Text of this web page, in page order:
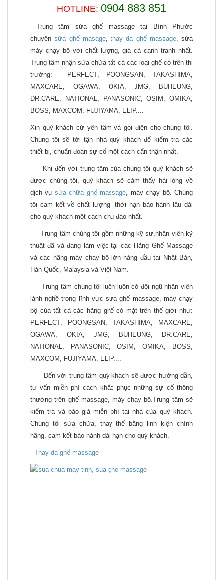
HOTLINE: 0904 883 851
Trung tâm sửa ghế massage tại Bình Phước
chuyênsửa ghế masage, thay da ghế massage, sửa
máy chạy bộ với chất lượng, giá cả cạnh tranh nhất.
Trung tâm nhận sửa chữa tất cả các loại ghế có trên thi
trường:
PERFECT, POONGSAN, TAKASHIMA,
MAXCARE, OGAWA, OKIA, JMG, BUHEUNG,
DR.CARE, NATIONAL, PANASONIC, OSIM, OMIKA,
BOSS, MAXCOM, FUJIYAMA, ELIP....
Xin quý khách cứ yên tâm và gọi điện cho chúng tôi.
Chúng tôi sẽ tới tận nhà quý khách để kiểm tra các
thiết bị, chuẩn đoán sự cố một cách cẩn thận nhất.
Khi đến với trung tâm của chúng tôi quý khách sẽ
được chúng tôi, quý khách sẽ cảm thấy hài lòng về
dịch vụ sửa chữa ghế massage , máy chạy bộ. Chúng
tôi cam kết về chất lượng, thời hạn bảo hành lâu dài
cho quý khách một cách chu đáo nhất.
Trung tâm chúng tôi gồm những kỹ sư,nhân viên kỹ
thuật đã và đang làm việc tại các Hãng Ghế Massage
và các hãng máy chạy bộ lớn hàng đầu tại Nhật Bản,
Hàn Quốc, Malaysia và Việt Nam.
Trung tâm chúng tôi luôn luôn có đội ngũ nhân viên
lành nghề trong lĩnh vực sửa ghế massage, máy chạy
bộ của tất cả các hãng ghế có mặt trên thế giới như:
PERFECT, POONGSAN, TAKASHIMA, MAXCARE,
OGAWA, OKIA, JMG, BUHEUNG, DR.CARE,
NATIONAL, PANASONIC, OSIM, OMIKA, BOSS,
MAXCOM, FUJIYAMA, ELIP....
Đến với trung tâm quý khách sẽ được hướng dẫn,
tư vấn miễn phí cách khắc phục những sự cố thông
thường trên ghế massage, máy chạy bộ.Trung tâm sẽ
kiểm tra và báo giá miễn phí tại nhà của quý khách.
Chúng tôi sửa chữa, thay thế bằng linh kiện chính
hãng, cam kết bảo hành dài hạn cho quý khách.
- Thay da ghế massage